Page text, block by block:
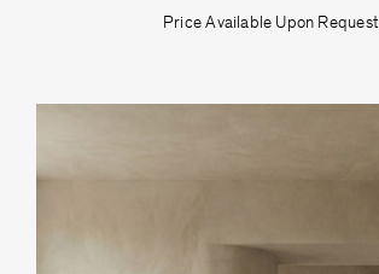
Price Available Upon Request